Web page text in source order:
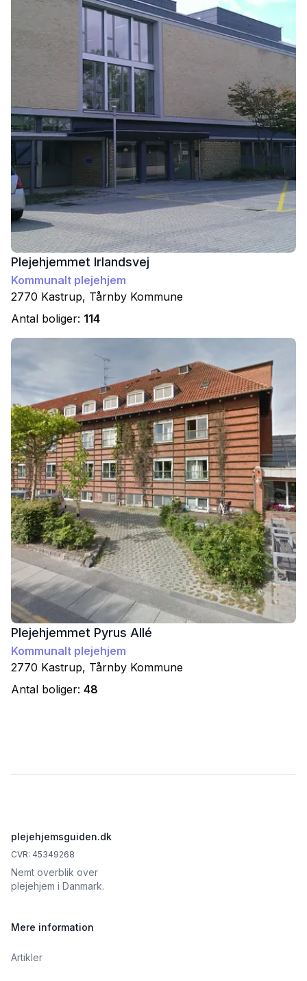
Plejehjemmet Irlandsvej
Kommunalt plejehjem
2770 Kastrup, Tårnby Kommune
Antal boliger: 114
Plejehjemmet Pyrus Allé
Kommunalt plejehjem
2770 Kastrup, Tårnby Kommune
Antal boliger: 48
plejehjemsguiden.dk
CVR: 45349268
Nemt overblik over
plejehjem i Danmark.
Mere information
Artikler